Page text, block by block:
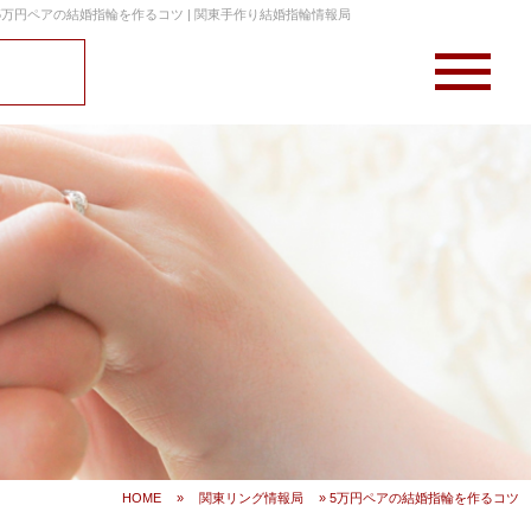
円ペアの結婚指輪を作るコツ | 関東手作り結婚指輪情報局
HOME » 関東リング情報局 » 5万円ペアの結婚指輪を作るコツ